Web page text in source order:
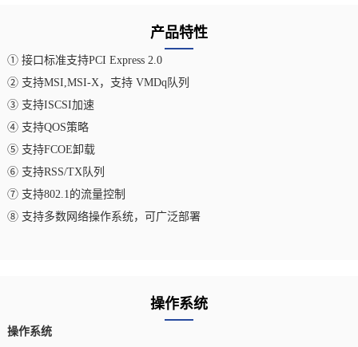
产品特性
① 接口标准支持PCI Express 2.0
② 支持MSI,MSI-X，支持 VMDq队列
③ 支持ISCSI加速
④ 支持QOS策略
⑤ 支持FCOE卸载
⑥ 支持RSS/TX队列
⑦ 支持802.1的流量控制
⑧ 支持多数网络操作系统，可广泛部署
操作系统
操作系统